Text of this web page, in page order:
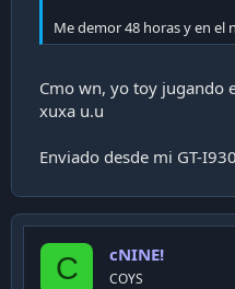
Me demor 48 horas y en el
Cmo wn, yo toy jugando
xuxa u.u
Enviado desde mi GT-
C cNINE!
COYS